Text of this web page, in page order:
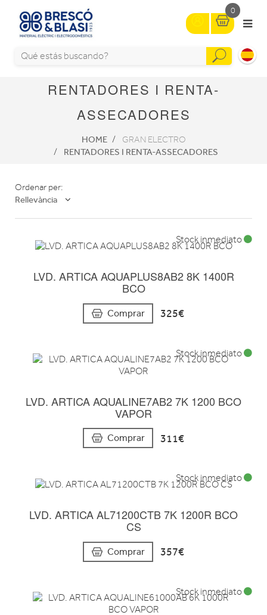
0
RENTADORES I RENTA-
ASSECADORES
HOME GRAN ELECTRO
RENTADORES I RENTA-ASSECADORES
Ordenar per:
Rellevància
LVD. ARTICA AQUAPLUS8AB2 8K 1400R
BCO
Comprar 325€
Stock inmediato
LVD. ARTICA AQUALINE7AB2 7K 1200 BCO
VAPOR
Comprar 311€
Stock inmediato
LVD. ARTICA AL71200CTB 7K 1200R BCO
CS
Comprar 357€
Stock inmediato
Stock inmediato